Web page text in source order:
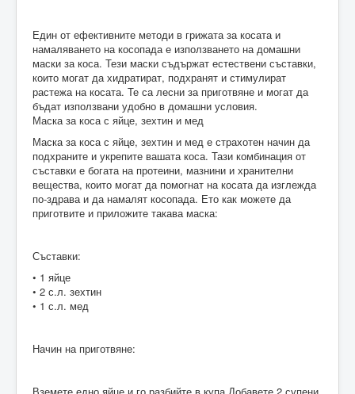
Един от ефективните методи в грижата за косата и
намаляването на косопада е използването на домашни
маски за коса. Тези маски съдържат естествени съставки,
които могат да хидратират, подхранят и стимулират
растежа на косата. Те са лесни за приготвяне и могат да
бъдат използвани удобно в домашни условия.
Маска за коса с яйце, зехтин и мед
Маска за коса с яйце, зехтин и мед е страхотен начин да
подхраните и укрепите вашата коса. Тази комбинация от
съставки е богата на протеини, мазнини и хранителни
вещества, които могат да помогнат на косата да изглежда
по-здрава и да намалят косопада. Ето как можете да
приготвите и приложите такава маска:
Съставки:
• 1 яйце
• 2 с.л. зехтин
• 1 с.л. мед
Начин на приготвяне: